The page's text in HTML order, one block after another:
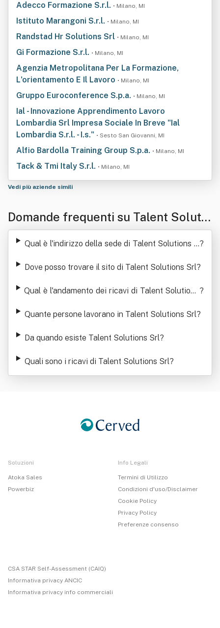
Adecco Formazione S.r.l. • Milano, MI
Istituto Marangoni S.r.l. • Milano, MI
Randstad Hr Solutions Srl • Milano, MI
Gi Formazione S.r.l. • Milano, MI
Agenzia Metropolitana Per La Formazione,
L'orientamento E Il Lavoro • Milano, MI
Gruppo Euroconference S.p.a. • Milano, MI
Ial - Innovazione Apprendimento Lavoro
Lombardia Srl Impresa Sociale In Breve "Ial
Lombardia S.r.l. - I.s." • Sesto San Giovanni, MI
Alfio Bardolla Training Group S.p.a. • Milano, MI
Tack & Tmi Italy S.r.l. • Milano, MI
Vedi più aziende simili
Domande frequenti su Talent Solutio
ns Srl
Qual è l'indirizzo della sede di Talent Solutions S?
Dove posso trovare il sito di Talent Solutions Srl?
Qual è l'andamento dei ricavi di Talent Solutions ?
Quante persone lavorano in Talent Solutions Srl?
Da quando esiste Talent Solutions Srl?
Quali sono i ricavi di Talent Solutions Srl?
Soluzioni
Atoka Sales
Powerbiz
Info Legali
Termini di Utilizzo
Condizioni d'uso/Disclaimer
Cookie Policy
Privacy Policy
Preferenze consenso
CSA STAR Self-Assessment (CAIQ)
Informativa privacy ANCIC
Informativa privacy info commerciali